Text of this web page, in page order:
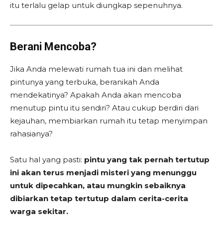
itu terlalu gelap untuk diungkap sepenuhnya.
Berani Mencoba?
Jika Anda melewati rumah tua ini dan melihat
pintunya yang terbuka, beranikah Anda
mendekatinya? Apakah Anda akan mencoba
menutup pintu itu sendiri? Atau cukup berdiri dari
kejauhan, membiarkan rumah itu tetap menyimpan
rahasianya?
Satu hal yang pasti: pintu yang tak pernah tertutup
ini akan terus menjadi misteri yang menunggu
untuk dipecahkan, atau mungkin sebaiknya
dibiarkan tetap tertutup dalam cerita-cerita
warga sekitar.